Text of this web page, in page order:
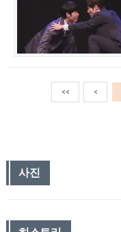
<< <
사진